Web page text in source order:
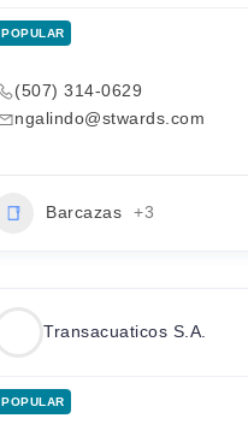
POPULAR
(507) 314-0629
ngalindo@stwards.com
Barcazas +3
Transacuaticos S.A.
POPULAR